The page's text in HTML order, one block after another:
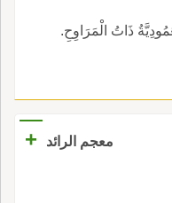
ذَاتُ الْمَرَاوِحِ.
معجم الرائد +